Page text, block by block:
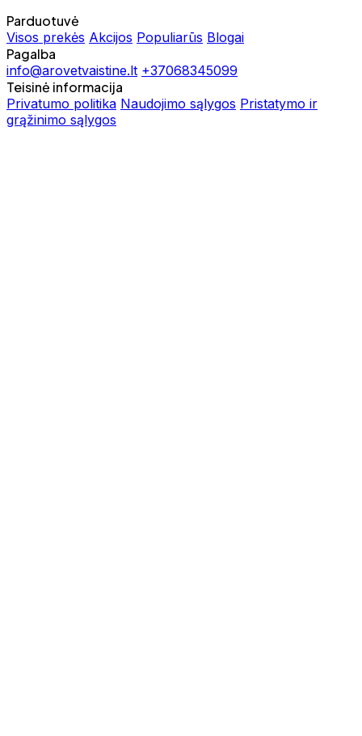
Parduotuvė
Visos prekės Akcijos Populiarūs Blogai
Pagalba
info@arovetvaistine.lt +37068345099
Teisinė informacija
Privatumo politika Naudojimo sąlygos Pristatymo ir
grąžinimo sąlygos